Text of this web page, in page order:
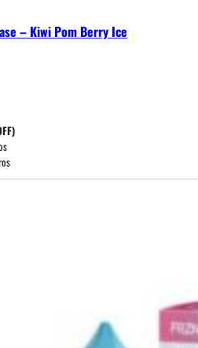
– Kiwi Pom Berry Ice
0120
Horario e Fretes